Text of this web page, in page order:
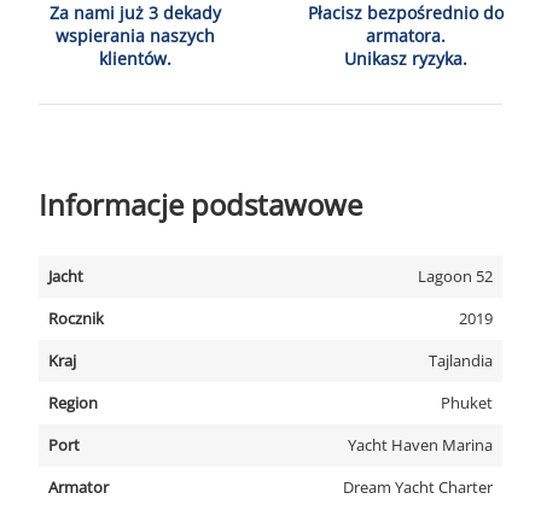
Za nami już 3 dekady
wspierania naszych
klientów.
Płacisz bezpośrednio do
armatora.
Unikasz ryzyka.
Informacje podstawowe
Jacht
Lagoon 52
Rocznik
2019
Kraj
Tajlandia
Region
Phuket
Port
Yacht Haven Marina
Armator
Dream Yacht Charter